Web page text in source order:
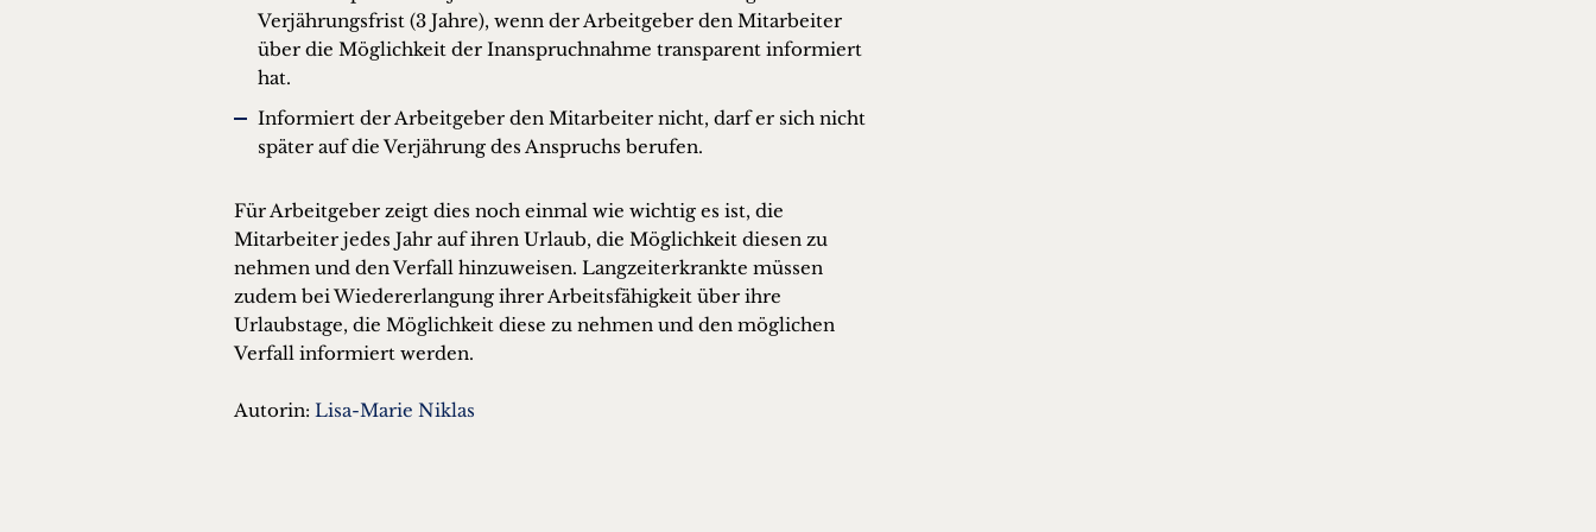
Verjährungsfrist (3 Jahre), wenn der Arbeitgeber den Mitarbeiter
über die Möglichkeit der Inanspruchnahme transparent informiert
hat.
Informiert der Arbeitgeber den Mitarbeiter nicht, darf er sich nicht
später auf die Verjährung des Anspruchs berufen.
Für Arbeitgeber zeigt dies noch einmal wie wichtig es ist, die
Mitarbeiter jedes Jahr auf ihren Urlaub, die Möglichkeit diesen zu
nehmen und den Verfall hinzuweisen. Langzeiterkrankte müssen
zudem bei Wiedererlangung ihrer Arbeitsfähigkeit über ihre
Urlaubstage, die Möglichkeit diese zu nehmen und den möglichen
Verfall informiert werden.
Autorin: Lisa-Marie Niklas